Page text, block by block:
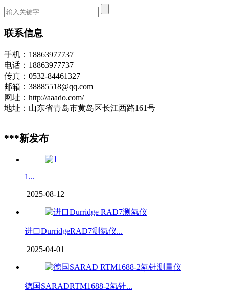
联系信息
手机：18863977737
电话：18863977737
传真：0532-84461327
邮箱：38885518@qq.com
网址：http://aaado.com/
地址：山东省青岛市黄岛区长江西路161号
***新发布
1...
2025-08-12
进口DurridgeRAD7测氡仪...
2025-04-01
德国SARADRTM1688-2氡钍...